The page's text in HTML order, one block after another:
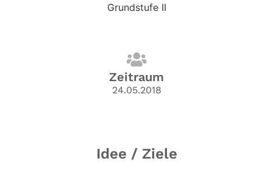
Grundstufe II
Zeitraum
24.05.2018
Idee / Ziele